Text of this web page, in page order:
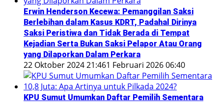
Erwin Henderson Kecewa: Pemanggilan Saksi
Berlebihan dalam Kasus KDRT, Padahal Dirinya
Saksi Peristiwa dan Tidak Berada di Tempat
Kejadian Serta Bukan Saksi Pelapor Atau Orang
yang Dilaporkan Dalam Perkara
22 Oktober 2024 21:461 Februari 2026 06:40
KPU Sumut Umumkan Daftar Pemilih Sementara